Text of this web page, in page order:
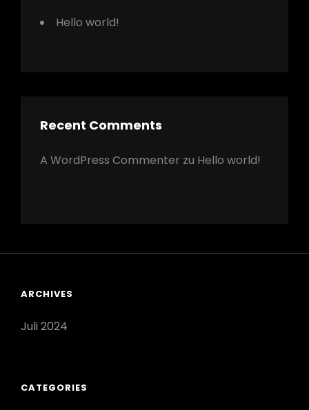
Hello world!
Recent Comments
A WordPress Commenter zu Hello world!
ARCHIVES
Juli 2024
CATEGORIES